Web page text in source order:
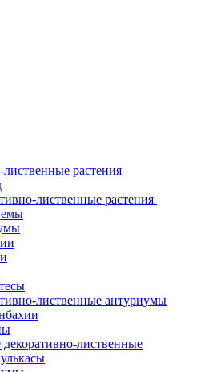
растения
лиственные растения
лиственные антуриумы
декоративно-лиственные